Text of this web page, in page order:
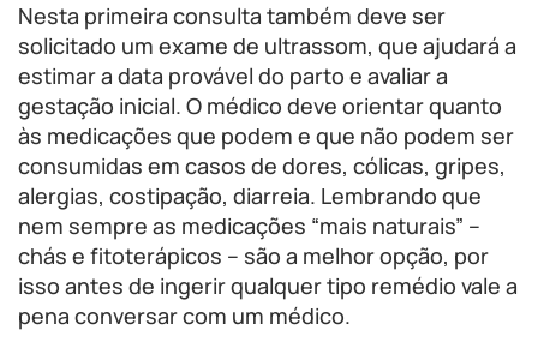
Nesta primeira consulta também deve ser
solicitado um exame de ultrassom, que ajudará a
estimar a data provável do parto e avaliar a
gestação inicial. O médico deve orientar quanto
às medicações que podem e que não podem ser
consumidas em casos de dores, cólicas, gripes,
alergias, costipação, diarreia. Lembrando que
nem sempre as medicações “mais naturais” –
chás e fitoterápicos – são a melhor opção, por
isso antes de ingerir qualquer tipo remédio vale a
pena conversar com um médico.